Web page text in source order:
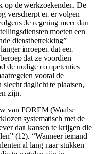
op de werkzoekenden. De
verscherpt en er volgen
de regering meer dan
moeten een
dienstbetrekking”
inroepen dat een
dat ze voordien
de nodige competenties
vooral de
daglicht te plaatsen,
zijn.
van FOREM (Waalse
systematisch met de
dan kansen te krijgen die
(12). “Wanneer iemand
al lang naar stukken